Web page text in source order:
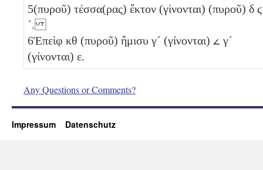
5(πυροῦ) τέσσα(ρας) ἕκτον (γίνονται) (πυροῦ) δ ϛ
´.
6Ἐπεὶφ κθ (πυροῦ) ἥμισυ γ´ (γίνονται) 𐅵 γ´
(γίνονται) ε.
Any Questions or Comments?
Impressum Datenschutz